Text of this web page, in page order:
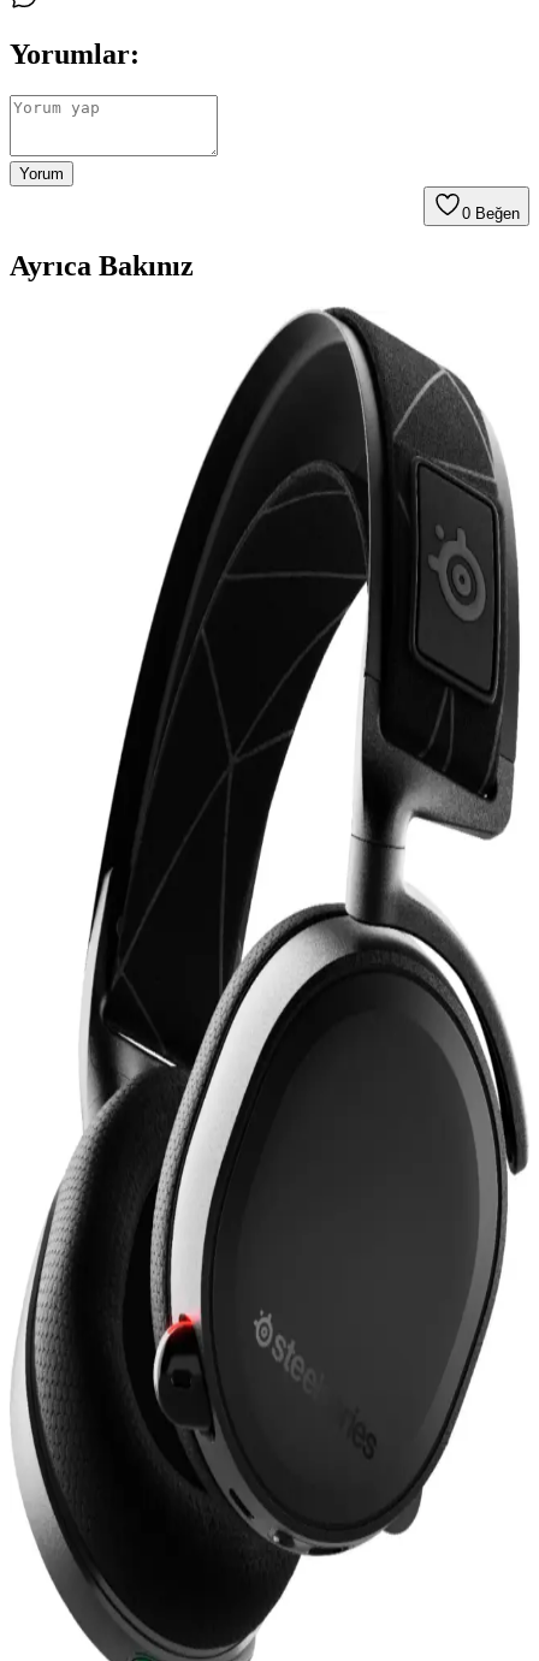
Yorumlar:
Yorum
0 Beğen
Ayrıca Bakınız
İş Görüşmeleri İçin Sony XM5 ve Bose
Kulaklıkların Performans ve Konfor Analizi
Sony XM5 ve Bose kulaklıklar, iş görüşmelerinde ses netliği,
mikrofon hassasiyeti ve konfor açısından değerlendirilir. Sony XM5,
mikrofon kalitesi ve aktif gürültü engelleme ile öne çıkar.
Günlük Hayatta En Çok Tercih Edilen Faydalı
Teknoloji Hediyeleri ve Kullanım Alanları
Günlük hayatta sık kullanılan teknoloji hediyeleri arasında
powerbankler, kablosuz kulaklıklar, akıllı ev ürünleri ve sağlık
teknolojileri öne çıkıyor. Bu ürünler, kullanıcıların rutinlerini
kolaylaştırıyor ve gerçek ihtiyaçlara çözüm sunuyor.
MOBAX Lila Bluetoothlu Işıklı Oyuncu Kulaklığı
Çocuklar ve Gençler İçin Şık ve Fonksiyonel
MOBAX Lila, renkli tasarımı, yüksek ses kalitesi ve kablosuz
kullanım özelliğiyle çocuklar ve gençler için ideal, ergonomik ve şık
bir oyuncu kulaklığıdır.
2. Nesil AirPods Pro ile Kablosuz Ses Deneyiminde
Yenilikler ve Gelişmeler
2. nesil AirPods Pro, gelişmiş ses kalitesi, aktif gürültü engelleme ve
uzun pil ömrü ile kablosuz ses deneyimini yeniden tanımlıyor.
Kullanıcı konforu ve teknolojik yeniliklerle öne çıkıyor.
Lenovo Lp1s ve Lp40 Pro Kablosuz Kulaklık
Karşılaştırması: Özellikler ve Kullanıcı Yorumları
Lenovo Lp1s ve Lp40 Pro kablosuz kulaklıkların özellikleri,
kullanıcı yorumları ve karşılaştırmalarıyla ilgili kapsamlı bilgiler
Corsair Void RGB Elite USB Carbon Kulaklık:
Yüksek Ses ve Konfor Sunan Oyun Kulaklığı
Corsair Void RGB Elite USB Carbon, yüksek kaliteli ses, konfor ve
özelleştirilebilir RGB aydınlatma ile oyun ve müzik deneyimini
artıran profesyonel kulaklık. Dayanıklı yapısı ve mikrofon
özellikleriyle öne çıkar.
Kulaklık Yedek Parçaları Seçimi ve Kullanımı:
Kalite ve Uyumun Önemi
Gelişen teknolojiyle kulaklıkların yedek parçaları, performansı
korumak ve ömrü uzatmak için kritik öneme sahiptir. Uygun ve
kaliteli parçalarla kulaklığınızı yenileyin.
SteelSeries Arctis 7: Yüksek Performanslı Kablosuz
Oyun Kulaklığı Özellikleri ve Avantajları
SteelSeries Arctis 7, yüksek kaliteli ses, uzun pil ömrü ve çok
platform uyumluluğu ile öne çıkan kablosuz oyun kulaklığıdır.
Profesyonel ve günlük kullanım için ideal, detaylı ses ve konfor